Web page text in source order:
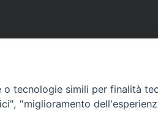
tecnologie simili per finalità
"miglioramento